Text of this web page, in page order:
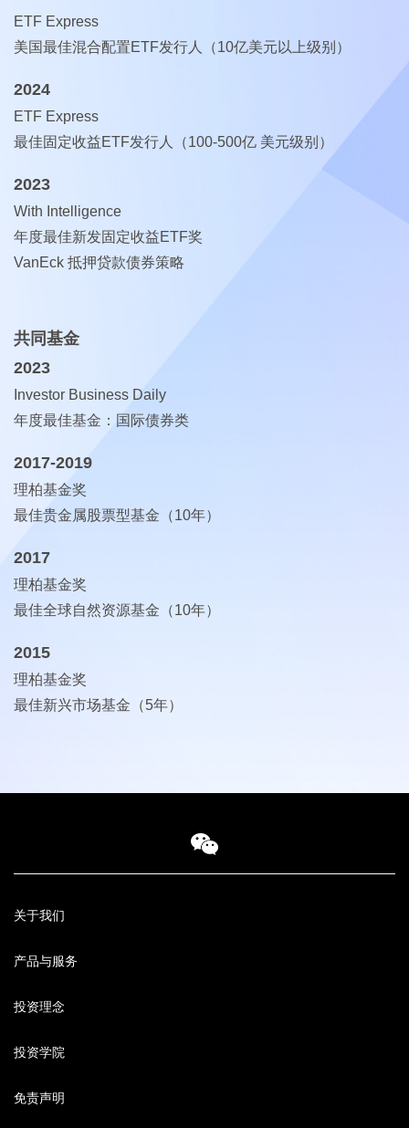
ETF Express
美国最佳混合配置ETF发行人（10亿美元以上级别）
2024
ETF Express
最佳固定收益ETF发行人（100-500亿 美元级别）
2023
With Intelligence
年度最佳新发固定收益ETF奖
VanEck 抵押贷款债券策略
共同基金
2023
Investor Business Daily
年度最佳基金：国际债券类
2017-2019
理柏基金奖
最佳贵金属股票型基金（10年）
2017
理柏基金奖
最佳全球自然资源基金（10年）
2015
理柏基金奖
最佳新兴市场基金（5年）
关于我们
产品与服务
投资理念
投资学院
免责声明